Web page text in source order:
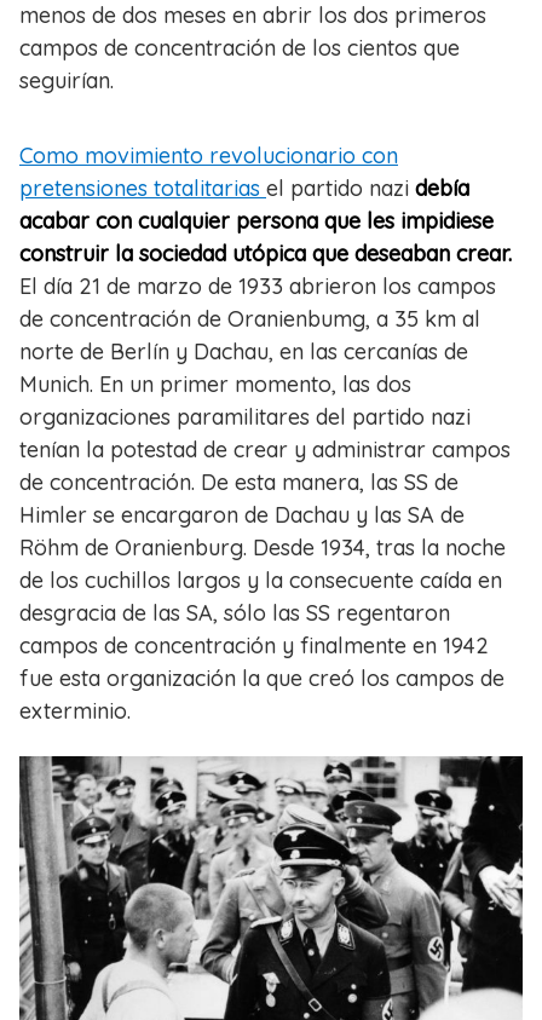
menos de dos meses en abrir los dos primeros
campos de concentración de los cientos que
seguirían.
Como movimiento revolucionario con
pretensiones totalitarias el partido nazi debía
acabar con cualquier persona que les impidiese
construir la sociedad utópica que deseaban crear.
El día 21 de marzo de 1933 abrieron los campos
de concentración de Oranienbumg, a 35 km al
norte de Berlín y Dachau, en las cercanías de
Munich. En un primer momento, las dos
organizaciones paramilitares del partido nazi
tenían la potestad de crear y administrar campos
de concentración. De esta manera, las SS de
Himler se encargaron de Dachau y las SA de
Röhm de Oranienburg. Desde 1934, tras la noche
de los cuchillos largos y la consecuente caída en
desgracia de las SA, sólo las SS regentaron
campos de concentración y finalmente en 1942
fue esta organización la que creó los campos de
exterminio.